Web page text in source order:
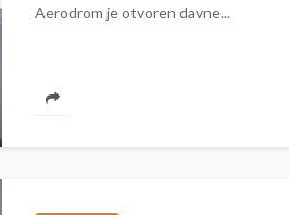
Aerodrom je otvoren davne...